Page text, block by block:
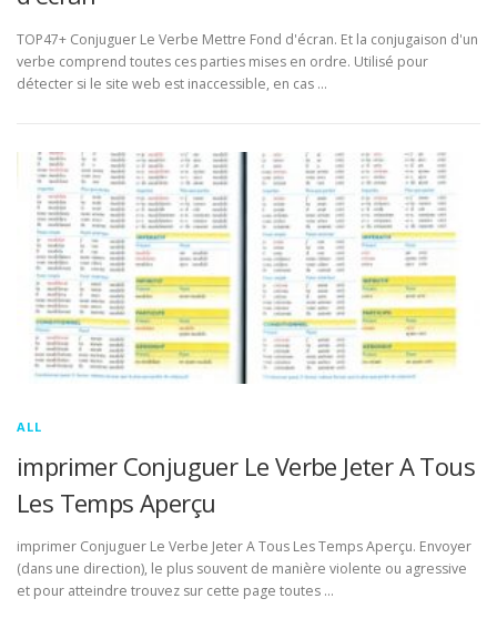
TOP47+ Conjuguer Le Verbe Mettre Fond d'écran. Et la conjugaison d'un
verbe comprend toutes ces parties mises en ordre. Utilisé pour
détecter si le site web est inaccessible, en cas …
ALL
imprimer Conjuguer Le Verbe Jeter A Tous
Les Temps Aperçu
imprimer Conjuguer Le Verbe Jeter A Tous Les Temps Aperçu. Envoyer
(dans une direction), le plus souvent de manière violente ou agressive
et pour atteindre trouvez sur cette page toutes …